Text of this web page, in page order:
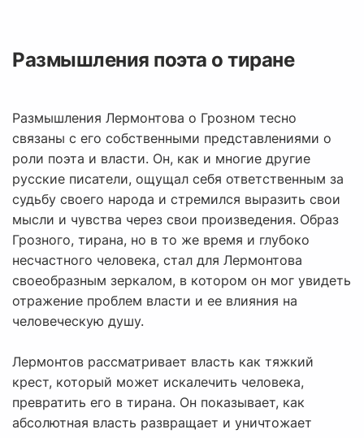
Размышления поэта о тиране
Размышления Лермонтова о Грозном тесно
связаны с его собственными представлениями о
роли поэта и власти. Он, как и многие другие
русские писатели, ощущал себя ответственным за
судьбу своего народа и стремился выразить свои
мысли и чувства через свои произведения. Образ
Грозного, тирана, но в то же время и глубоко
несчастного человека, стал для Лермонтова
своеобразным зеркалом, в котором он мог увидеть
отражение проблем власти и ее влияния на
человеческую душу.
Лермонтов рассматривает власть как тяжкий
крест, который может искалечить человека,
превратить его в тирана. Он показывает, как
абсолютная власть развращает и уничтожает